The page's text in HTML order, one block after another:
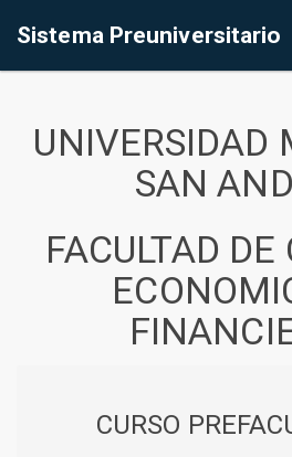
Sistema Preuniversitario
UNIVERSIDAD
SAN
FACULTAD
CURSO